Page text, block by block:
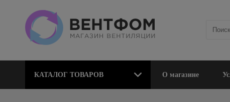
КАТАЛОГ ТОВАРОВ О магазине